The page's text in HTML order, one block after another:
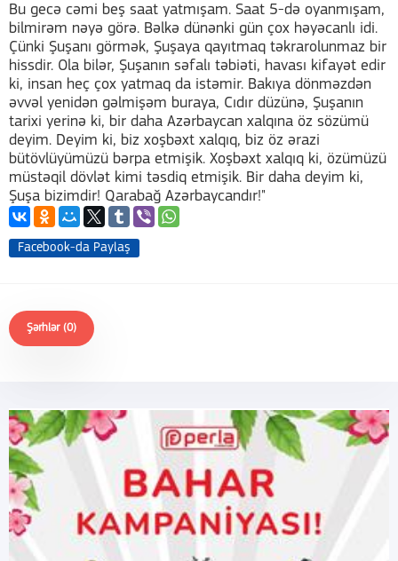
Bu gecə cəmi beş saat yatmışam. Saat 5-də oyanmışam,
bilmirəm nəyə görə. Bəlkə dünənki gün çox həyəcanlı idi.
Çünki Şuşanı görmək, Şuşaya qayıtmaq təkrarolunmaz bir
hissdir. Ola bilər, Şuşanın səfalı təbiəti, havası kifayət edir
ki, insan heç çox yatmaq da istəmir. Bakıya dönməzdən
əvvəl yenidən gəlmişəm buraya, Cıdır düzünə, Şuşanın
tarixi yerinə ki, bir daha Azərbaycan xalqına öz sözümü
deyim. Deyim ki, biz xoşbəxt xalqıq, biz öz ərazi
bütövlüyümüzü bərpa etmişik. Xoşbəxt xalqıq ki, özümüzü
müstəqil dövlət kimi təsdiq etmişik. Bir daha deyim ki,
Şuşa bizimdir! Qarabağ Azərbaycandır!"
Facebook-da Paylaş
Şərhlər (0)